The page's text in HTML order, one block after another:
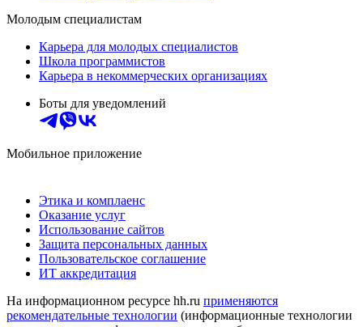
Молодым специалистам
Карьера для молодых специалистов
Школа программистов
Карьера в некоммерческих организациях
Боты для уведомлений
Мобильное приложение
Этика и комплаенс
Оказание услуг
Использование сайтов
Защита персональных данных
Пользовательское соглашение
ИТ аккредитация
На информационном ресурсе hh.ru применяются
рекомендательные технологии (информационные технологии